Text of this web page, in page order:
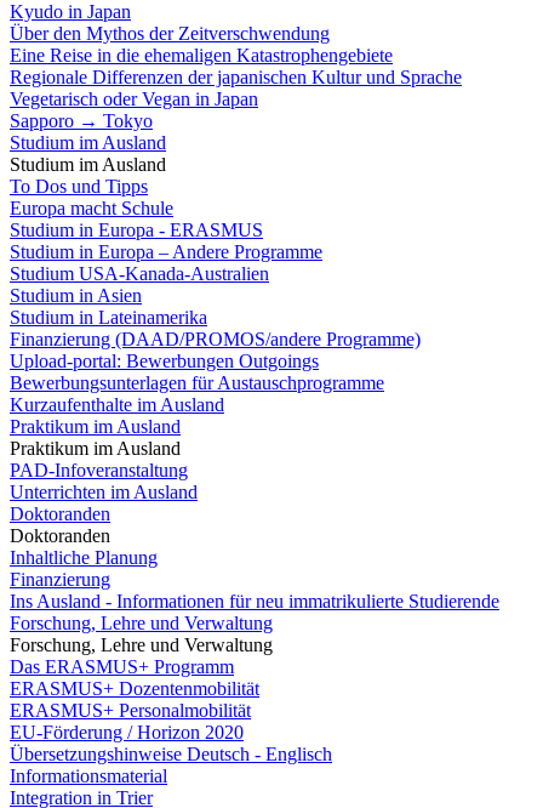
Kyudo in Japan
Über den Mythos der Zeitverschwendung
Eine Reise in die ehemaligen Katastrophengebiete
Regionale Differenzen der japanischen Kultur und Sprache
Vegetarisch oder Vegan in Japan
Sapporo → Tokyo
Studium im Ausland
Studium im Ausland
To Dos und Tipps
Europa macht Schule
Studium in Europa - ERASMUS
Studium in Europa – Andere Programme
Studium USA-Kanada-Australien
Studium in Asien
Studium in Lateinamerika
Finanzierung (DAAD/PROMOS/andere Programme)
Upload-portal: Bewerbungen Outgoings
Bewerbungsunterlagen für Austauschprogramme
Kurzaufenthalte im Ausland
Praktikum im Ausland
Praktikum im Ausland
PAD-Infoveranstaltung
Unterrichten im Ausland
Doktoranden
Doktoranden
Inhaltliche Planung
Finanzierung
Ins Ausland - Informationen für neu immatrikulierte Studierende
Forschung, Lehre und Verwaltung
Forschung, Lehre und Verwaltung
Das ERASMUS+ Programm
ERASMUS+ Dozentenmobilität
ERASMUS+ Personalmobilität
EU-Förderung / Horizon 2020
Übersetzungshinweise Deutsch - Englisch
Informationsmaterial
Integration in Trier